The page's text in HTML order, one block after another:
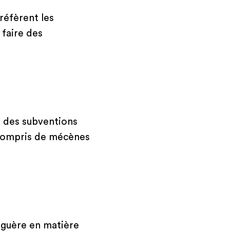
les
des
subventions
de mécènes
en matière